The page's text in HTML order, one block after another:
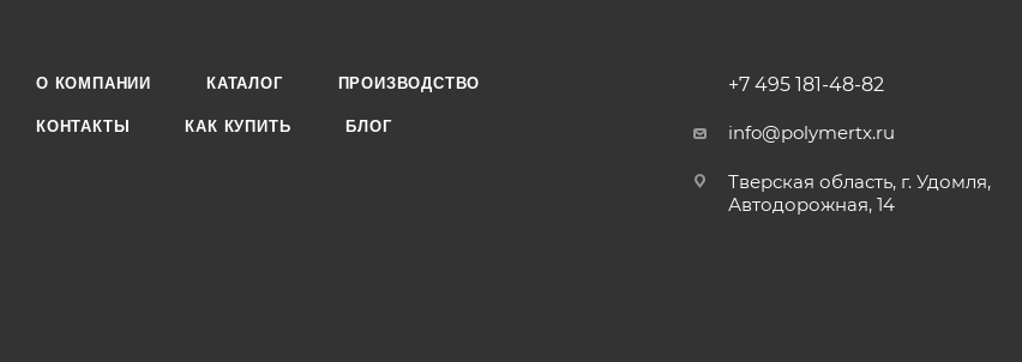
О КОМПАНИИ КАТАЛОГ ПРОИЗВОДСТВО
КОНТАКТЫ КАК КУПИТЬ БЛОГ
+7 495 181-48-82
info@polymertx.ru
Тверская область, г. Удомля,
Автодорожная, 14